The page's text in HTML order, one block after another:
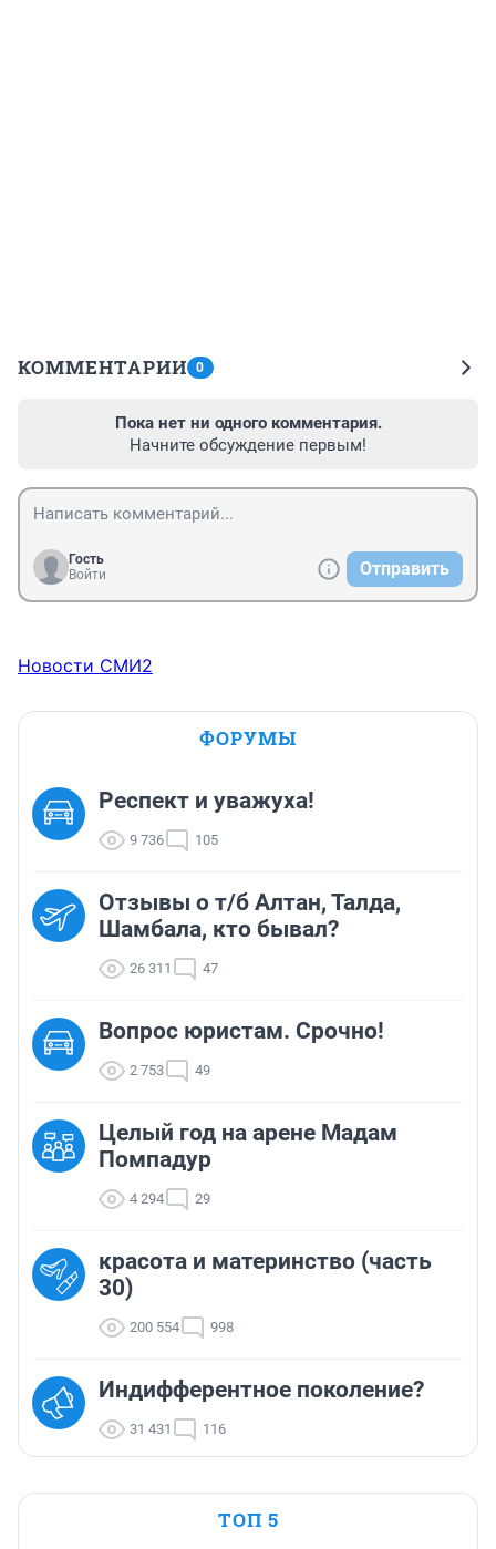
КОММЕНТАРИИ 0
Пока нет ни одного комментария.
Начните обсуждение первым!
Гость
Войти
Отправить
Новости СМИ2
ФОРУМЫ
Респект и уважуха!
9 736 105
Отзывы о т/б Алтан, Талда,
Шамбала, кто бывал?
26 311 47
Вопрос юристам. Срочно!
2 753 49
Целый год на арене Мадам
Помпадур
4 294 29
красота и материнство (часть
30)
200 554 998
Индифферентное поколение?
31 431 116
ТОП 5